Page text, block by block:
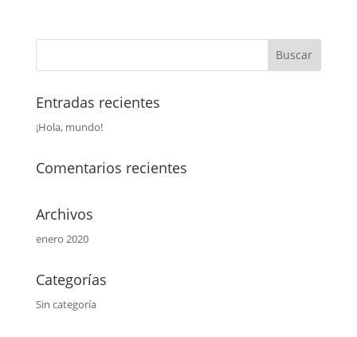
Entradas recientes
¡Hola, mundo!
Comentarios recientes
Archivos
enero 2020
Categorías
Sin categoría